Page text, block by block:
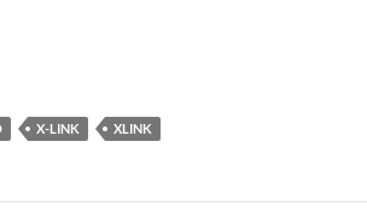
進行多人連線 四→開始玩！
X-LINK XLINK